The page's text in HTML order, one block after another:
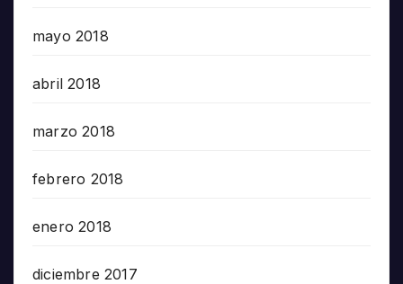
mayo 2018
abril 2018
marzo 2018
febrero 2018
enero 2018
diciembre 2017